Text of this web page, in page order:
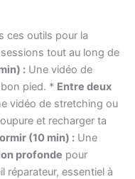
ces outils pour la
tout au long de
: Une vidéo de
pied. * Entre deux
vidéo de stretching ou
et recharger ta
(10 min) : Une
profonde pour
réparateur, essentiel à